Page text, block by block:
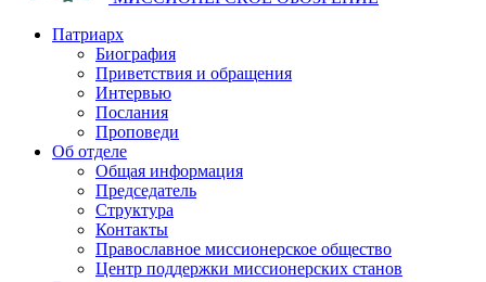
Патриарх
Биография
Приветствия и обращения
Интервью
Послания
Проповеди
Об отделе
Общая информация
Председатель
Структура
Контакты
Православное миссионерское общество
Центр поддержки миссионерских станов